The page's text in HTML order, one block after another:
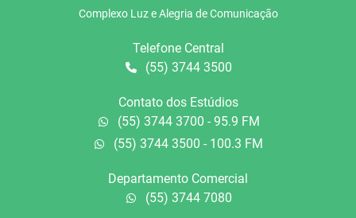
Complexo Luz e Alegria de Comunicação
Telefone Central
(55) 3744 3500
Contato dos Estúdios
(55) 3744 3700 - 95.9 FM
(55) 3744 3500 - 100.3 FM
Departamento Comercial
(55) 3744 7080